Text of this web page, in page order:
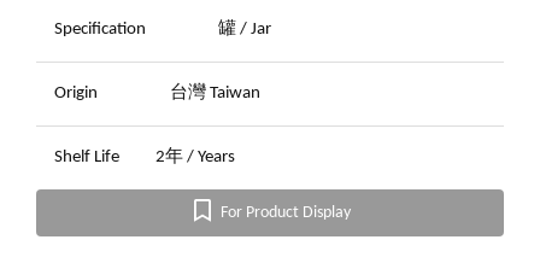
Specification 罐 / Jar
Origin 台灣 Taiwan
Shelf Life 2年 / Years
For Product Display